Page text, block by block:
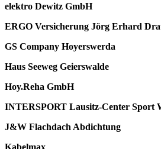
elektro Dewitz GmbH
ERGO Versicherung Jörg Erhard
GS Company Hoyerswerda
Haus Seeweg Geierswalde
Hoy.Reha GmbH
INTERSPORT Lausitz-Center Sport
J&W Flachdach Abdichtung
Kabelmax